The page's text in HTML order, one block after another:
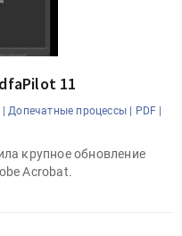
11
Допечатные процессы |
PDF |
крупное обновление
Acrobat.